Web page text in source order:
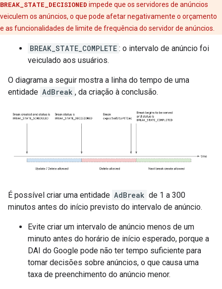
BREAK_STATE_DECISIONED impede que os servidores de anúncios
veiculem os anúncios, o que pode afetar negativamente o orçamento
e as funcionalidades de limite de frequência do servidor de anúncios.
BREAK_STATE_COMPLETE : o intervalo de anúncio foi
veiculado aos usuários.
O diagrama a seguir mostra a linha do tempo de uma
entidade AdBreak , da criação à conclusão.
É possível criar uma entidade AdBreak de 1 a 300
minutos antes do início previsto do intervalo de anúncio.
Evite criar um intervalo de anúncio menos de um
minuto antes do horário de início esperado, porque a
DAI do Google pode não ter tempo suficiente para
tomar decisões sobre anúncios, o que causa uma
taxa de preenchimento do anúncio menor.